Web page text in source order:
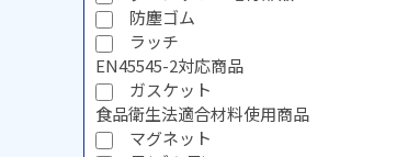
防塵ゴム
ラッチ
EN45545-2対応商品
ガスケット
食品衛生法適合材料使用商品
マグネット